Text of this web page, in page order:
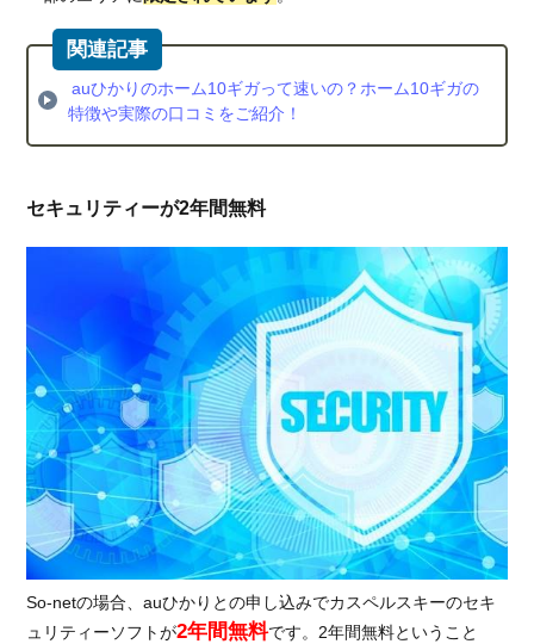
セッ
ト割
引を
比較
6.
au
ひか
バイ
ダの
net
を契
約す
ると
お得
auひかりのホーム10ギガって速いの？ホーム10ギガの
特徴や実際の口コミをご紹介！
セキュリティーが2年間無料
So-netの場合、auひかりとの申し込みでカスペルスキーのセキ
ュリティーソフトが2年間無料です。2年間無料ということ